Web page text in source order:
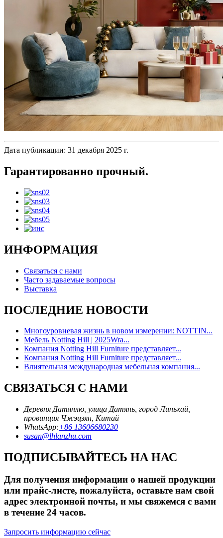
Дата публикации: 31 декабря 2025 г.
Гарантированно прочный.
ИНФОРМАЦИЯ
Связаться с нами
Часто задаваемые вопросы
Выставка
ПОСЛЕДНИЕ НОВОСТИ
Многоуровневая жизнь в новом измерении: NOTTIN...
Мебель Notting Hill | 2025Wra...
Компания Notting Hill Furniture представляет...
Компания Notting Hill Furniture представляет...
Влиятельная международная мебельная компания...
СВЯЗАТЬСЯ С НАМИ
Деревня Датянлю, улица Датянь, город Линьхай,
провинция Чжэцзян, Китай
WhatsApp:+86 13606680230
susan@lhlanzhu.com
ПОДПИСЫВАЙТЕСЬ НА НАС
Для получения информации о нашей продукции
или прайс-листе, пожалуйста, оставьте нам свой
адрес электронной почты, и мы свяжемся с вами
в течение 24 часов.
Запросить информацию сейчас